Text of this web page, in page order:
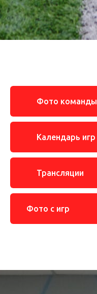
Фото команды
Календарь игр
Трансляции
Фото с игр